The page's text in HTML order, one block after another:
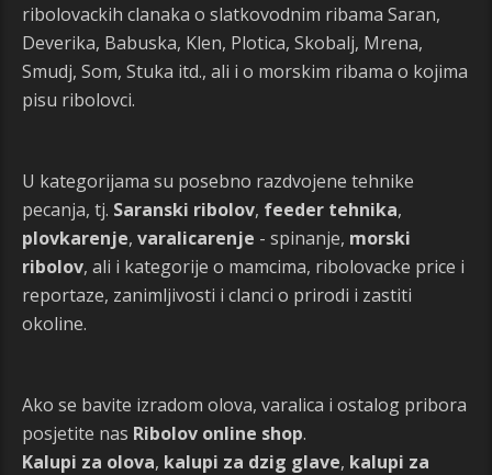
ribolovackih clanaka o slatkovodnim ribama Saran,
Deverika, Babuska, Klen, Plotica, Skobalj, Mrena,
Smudj, Som, Stuka itd., ali i o morskim ribama o kojima
pisu ribolovci.
U kategorijama su posebno razdvojene tehnike
pecanja, tj. Saranski ribolov, feeder tehnika,
plovkarenje, varalicarenje - spinanje, morski
ribolov, ali i kategorije o mamcima, ribolovacke price i
reportaze, zanimljivosti i clanci o prirodi i zastiti
okoline.
Ako se bavite izradom olova, varalica i ostalog pribora
posjetite nas Ribolov online shop.
Kalupi za olova, kalupi za dzig glave, kalupi za